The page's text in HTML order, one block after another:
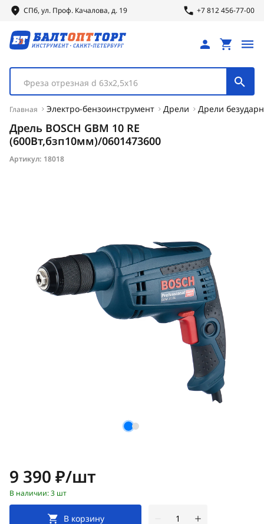
СПб, ул. Проф. Качалова, д. 19 +7 812 456-77-00
Фреза отрезная d 63х2,5х16
Главная Электро-бензоинструмент Дрели Дрели
Дрель BOSCH GBM 10 RE
(600Вт,бзп10мм)/0601473600
Артикул: 18018
Цена:
9 390 ₽/шт
В наличии: 3 шт
В корзину